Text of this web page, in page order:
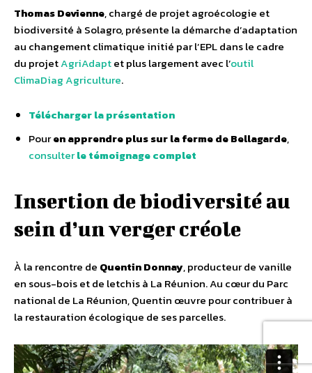
Thomas Devienne, chargé de projet agroécologie et
biodiversité à Solagro, présente la démarche d’adaptation
au changement climatique initié par l’EPL dans le cadre
du projetAgriAdaptet plus largement avec l’outil
ClimaDiag Agriculture.
Télécharger la présentation
Pouren apprendre plus sur la ferme de Bellagarde,
consulterle témoignage complet
Insertion de biodiversité au
sein d’un verger créole
À la rencontre de Quentin Donnay, producteur de vanille
en sous-bois et de letchis à La Réunion. Au cœur du Parc
national de La Réunion, Quentin œuvre pour contribuer à
la restauration écologique de ses parcelles.